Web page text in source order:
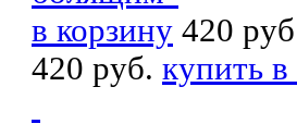
в корзину 420
420 руб. купить